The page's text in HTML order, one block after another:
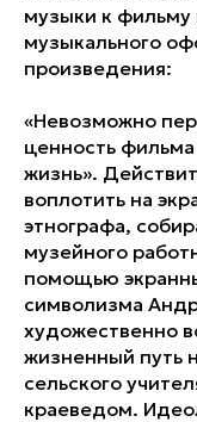
музыки к фильму
музыкального
произведения:
«Невозможно
ценность
жизнь».
воплотить на
этнографа,
музейного
помощью
символизма
художественно
жизненный путь
сельского
краеведом.